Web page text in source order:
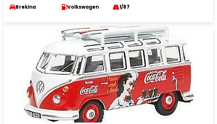
Brekina Volkswagen 1/87